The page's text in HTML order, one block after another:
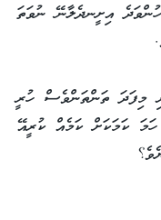
އިށީނދެލާނޭ ނުވަތަ
މިފަދަ ތަންތަންވެސް ހުރީ
ކަމަކަށް ކަމެއް ކުރީއޭ